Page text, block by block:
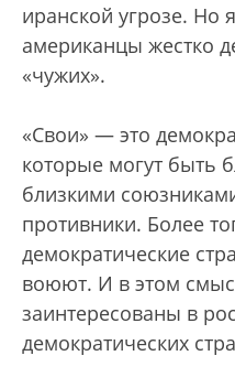
иранской угрозе. Но
американцы жестко
«чужих».
«Свои» — это
которые могут быть
близкими
противники. Более
демократические
воюют. И в этом
заинтересованы в
демократических